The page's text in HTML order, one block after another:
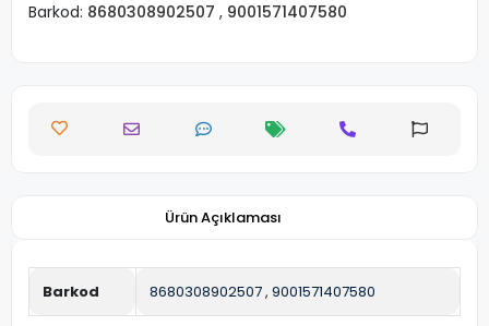
Barkod: 8680308902507 , 9001571407580
Ürün Açıklaması
Barkod 8680308902507, 9001571407580